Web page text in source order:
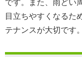
です。また、雨どい
目立ちやすくなるた
テナンスが大切です。